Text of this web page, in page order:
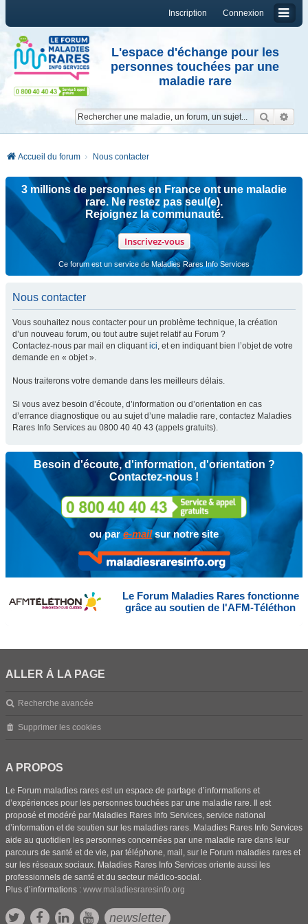
Connexion
Inscription
L'espace d'échange pour les
personnes touchées par une
maladie rare
Accueil du forum Nous contacter
3 millions de personnes en France ont une maladie
rare. Ne restez pas seul(e).
Rejoignez la communauté.
Inscrivez-vous
Ce forum est un service de Maladies Rares Info Services
Nous contacter
Vous souhaitez nous contacter pour un problème technique, la création
d’un nouveau forum, ou tout autre sujet relatif au Forum ?
Contactez-nous par mail en cliquantici, et en indiquant bien l’objet de votre
demande en « objet ».
Nous traiterons votre demande dans les meilleurs délais.
Si vous avez besoin d’écoute, d’information ou d’orientation en cas
d’errance diagnostique ou au sujet d’une maladie rare, contactez Maladies
Rares Info Services au 0800 40 40 43 (appels gratuits).
Besoin d'écoute, d'information, d'orientation ?
Contactez-nous !
ou pare-mailsur notre site
Le Forum Maladies Rares fonctionne
grâce au soutien de l'AFM-Téléthon
ALLER À LA PAGE
Recherche avancée
Supprimer les cookies
A PROPOS
Le Forum maladies rares est un espace de partage d’informations et
d’expériences pour les personnes touchées par une maladie rare. Il est
proposé et modéré par Maladies Rares Info Services, service national
d’information et de soutien sur les maladies rares. Maladies Rares Info Services
aide au quotidien les personnes concernées par une maladie rare dans leur
parcours de santé et de vie, par téléphone, mail, sur le Forum maladies rares et
sur les réseaux sociaux. Maladies Rares Info Services oriente aussi les
professionnels de santé et du secteur médico-social.
Plus d’informations : www.maladiesraresinfo.org
newsletter